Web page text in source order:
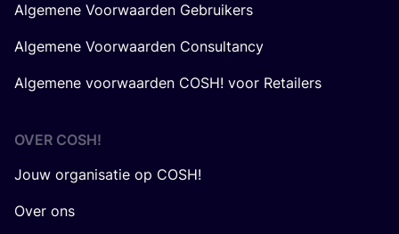
Algemene Voorwaarden Gebruikers
Algemene Voorwaarden Consultancy
Algemene voorwaarden COSH! voor Retailers
OVER COSH!
Jouw organisatie op COSH!
Over ons